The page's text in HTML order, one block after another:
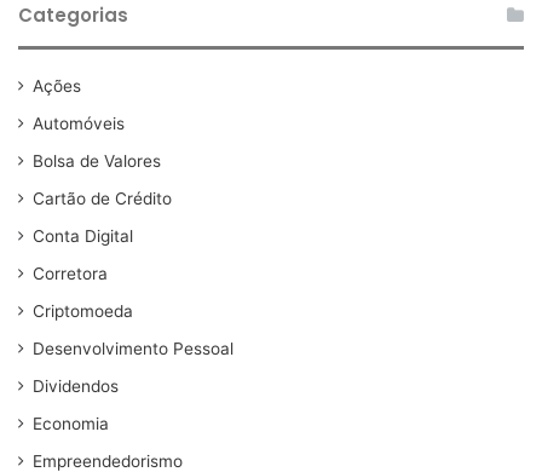
Categorias
Ações
Automóveis
Bolsa de Valores
Cartão de Crédito
Conta Digital
Corretora
Criptomoeda
Desenvolvimento Pessoal
Dividendos
Economia
Empreendedorismo